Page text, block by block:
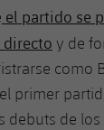
el partido se
directo y de
como
primer
debuts de